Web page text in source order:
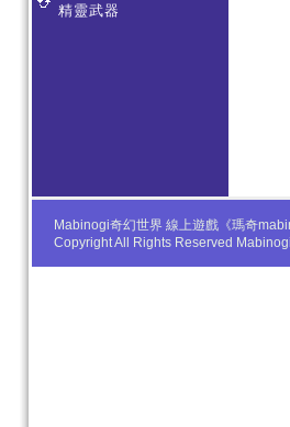
精靈武器
Mabinogi奇幻世界 線上遊戲《瑪奇
Copyright All Rights Reserved